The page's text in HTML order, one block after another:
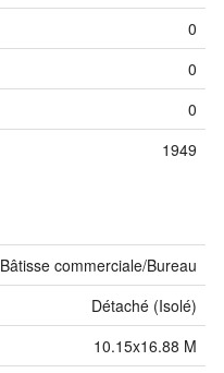
0
0
0
1949
Bâtisse commerciale/Bureau
Détaché (Isolé)
10.15x16.88 M